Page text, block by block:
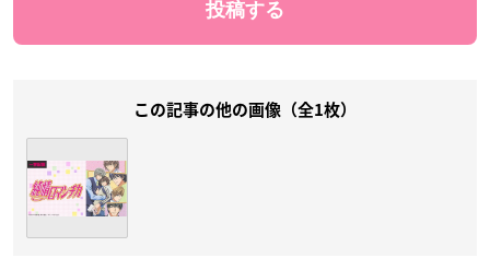
この記事の他の画像（全1枚）